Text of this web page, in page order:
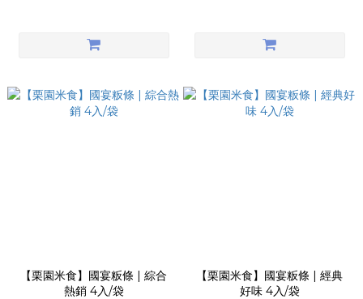
【栗園米食】國宴粄條 | 綜合
熱銷 4入/袋
【栗園米食】國宴粄條 | 經典
好味 4入/袋